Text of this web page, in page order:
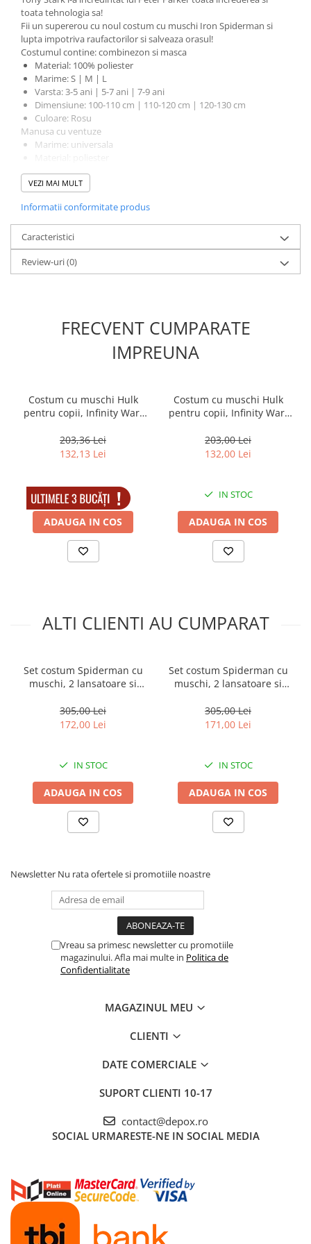
Mori cereale si furaje
ELECTRONICE
Baterii telefoane
Baterii si acumulatori
Stative
Cantare electronice comerciale
Casti audio telefoane
INSTRUMENTE MUZICALE
Accesorii chitara
Accesorii vioara-viola
Chitare clasice
CLARINET
Orga electronica
toata tehnologia sa!
Fii un supererou cu noul costum cu muschi Iron Spiderman si
lupta impotriva raufactorilor si salveaza orasul!
Costumul contine: combinezon si masca
Material: 100% poliester
Marime: S | M | L
Varsta: 3-5 ani | 5-7 ani | 7-9 ani
Dimensiune: 100-110 cm | 110-120 cm | 120-130 cm
Culoare: Rosu
Manusa cu ventuze
Marime: universala
Lansator: ventuze
Culoare: rosu
Marime: universala
Material: poliester
Lansator: discuri
Culoare: rosu
Masca Spiderman
Tip: cu LED (in jurul ochilor)
Marime: universala
VEZI MAI MULT
Informatii conformitate produs
Caracteristici
Review-uri(0)
FRECVENT CUMPARATE
IMPREUNA
Costum cu muschi Hulk
pentru copii, Infinity War,
3-5 ani
203,36 Lei
132,13 Lei
IN STOC
ADAUGA IN COS
Costum cu muschi Hulk
pentru copii, Infinity War,
5-7 ani
203,00 Lei
132,00 Lei
IN STOC
ADAUGA IN COS
ALTI CLIENTI AU CUMPARAT
Set costum Spiderman cu
muschi, 2 lansatoare si
ani, 100-110 cm
305,00 Lei
172,00 Lei
IN STOC
ADAUGA IN COS
Set costum Spiderman cu
muschi, 2 lansatoare si
ani, 110-120 cm
305,00 Lei
171,00 Lei
IN STOC
ADAUGA IN COS
Newsletter Nu rata ofertele si promotiile noastre
Vreau sa primesc newsletter cu promotiile
magazinului. Afla mai multe in Politica de
Confidentialitate
MAGAZINUL MEU
CLIENTI
DATE COMERCIALE
SUPORT CLIENTI 10-17
contact@depox.ro
SOCIAL URMARESTE-NE IN SOCIAL MEDIA